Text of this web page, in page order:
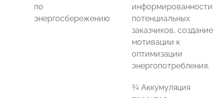
по
энергосбережению
информированности
потенциальных
заказчиков, создание
мотивации к
оптимизации
энергопотребления.
¾ Аккумуляция